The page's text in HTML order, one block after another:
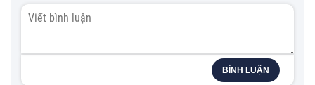
BÌNH LUẬN